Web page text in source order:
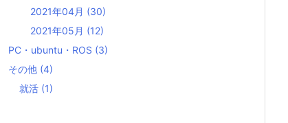
2021年04月 (30)
2021年05月 (12)
PC・ubuntu・ROS (3)
その他 (4)
就活 (1)